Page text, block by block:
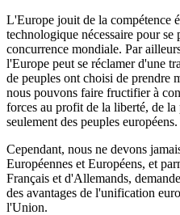
L'Europe jouit de la compétence
technologique nécessaire pour se
concurrence mondiale. Par
l'Europe peut se réclamer d'une
de peuples ont choisi de prendre
nous pouvons faire fructifier à
forces au profit de la liberté, de la
seulement des peuples européens.
Cependant, nous ne devons
Européennes et Européens, et
Français et d'Allemands,
des avantages de l'unification
l'Union.